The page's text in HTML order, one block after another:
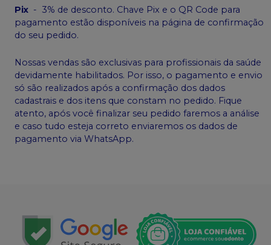
Pix - 3% de desconto. Chave Pix e o QR Code para
pagamento estão disponíveis na página de confirmação
do seu pedido.
Nossas vendas são exclusivas para profissionais da saúde
devidamente habilitados. Por isso, o pagamento e envio
só são realizados após a confirmação dos dados
cadastrais e dos itens que constam no pedido. Fique
atento, após você finalizar seu pedido faremos a análise
e caso tudo esteja correto enviaremos os dados de
pagamento via WhatsApp.